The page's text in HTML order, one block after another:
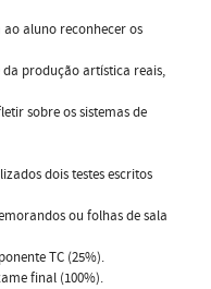
aluno reconhecer os
produção artística reais,
sobre os sistemas de
dois testes escritos
ou folhas de sala
TC (25%).
final (100%).